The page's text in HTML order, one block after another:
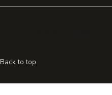
Back to top